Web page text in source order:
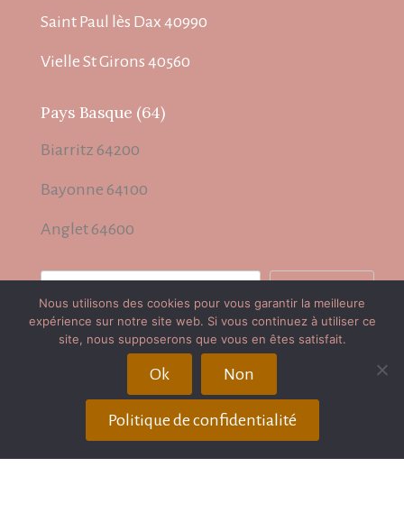
Saint Paul lès Dax 40990
Vielle St Girons 40560
Pays Basque (64)
Biarritz 64200
Bayonne 64100
Anglet 64600
Rechercher
Publication / Récompenses
Nous utilisons des cookies pour vous garantir la meilleure
expérience sur notre site web. Si vous continuez à utiliser ce
site, nous supposerons que vous en êtes satisfait.
Ok Non
Politique de confidentialité